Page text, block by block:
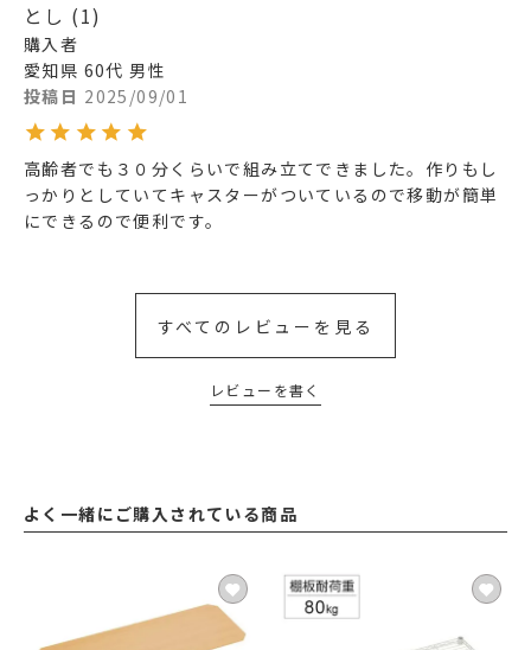
とし 1
購入者
愛知県 60代 男性
投稿日 2025/09/01
高齢者でも３０分くらいで組み立てできました。作りもし
っかりとしていてキャスターがついているので移動が簡単
にできるので便利です。
すべてのレビューを見る
レビューを書く
よく一緒にご購入されている商品